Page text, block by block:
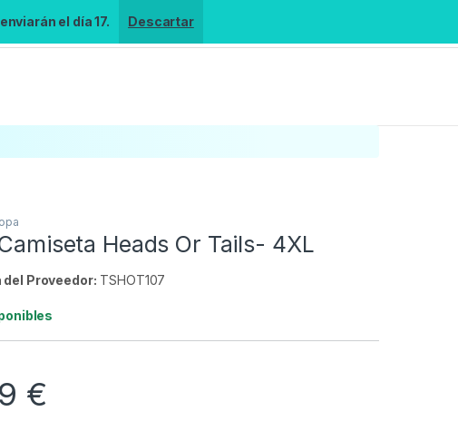
el día 17. Descartar
Heads Or Tails- 4XL
Proveedor: TSHOT107
€